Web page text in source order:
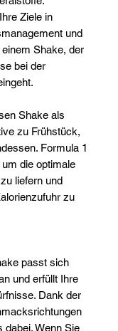
Ziele in
und
Shake, der
bei der
Shake als
zu Frühstück,
Formula 1
die optimale
liefern und
zu
passt sich
und erfüllt Ihre
Dank der
dabei. Wenn Sie